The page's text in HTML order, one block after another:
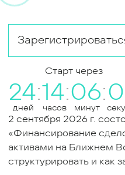
Старт через
24
дней 14
часов 06
минут
2 сентября 2026 г.
«Финансирование
активами на Ближнем
структурировать и как